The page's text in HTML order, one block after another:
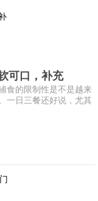
可口，补充
食的限制性是不是越来
一日三餐还好说，尤其